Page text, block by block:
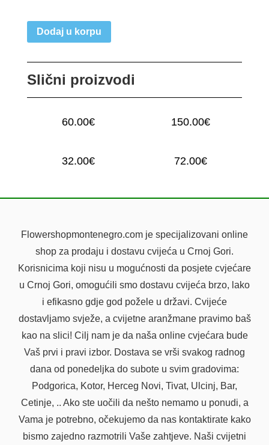
Dodaj u korpu
Slični proizvodi
60.00€ 150.00€
32.00€ 72.00€
Flowershopmontenegro.com je specijalizovani online
shop za prodaju i dostavu cvijeća u Crnoj Gori.
Korisnicima koji nisu u mogućnosti da posjete cvjećare
u Crnoj Gori, omogućili smo dostavu cvijeća brzo, lako
i efikasno gdje god požele u državi. Cvijeće
dostavljamo svježe, a cvijetne aranžmane pravimo baš
kao na slici! Cilj nam je da naša online cvjećara bude
Vaš prvi i pravi izbor. Dostava se vrši svakog radnog
dana od ponedeljka do subote u svim gradovima:
Podgorica, Kotor, Herceg Novi, Tivat, Ulcinj, Bar,
Cetinje, .. Ako ste uočili da nešto nemamo u ponudi, a
Vama je potrebno, očekujemo da nas kontaktirate kako
bismo zajedno razmotrili Vaše zahtjeve. Naši cvijetni